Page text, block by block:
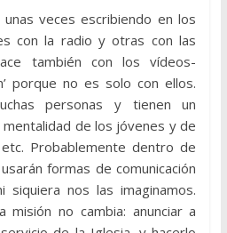
veces escribiendo en los
con la radio y otras con las
también con los vídeos-
porque no es solo con ellos.
personas y tienen un
mentalidad de los jóvenes y de
Probablemente dentro de
formas de comunicación
siquiera nos las imaginamos.
no cambia: anunciar a